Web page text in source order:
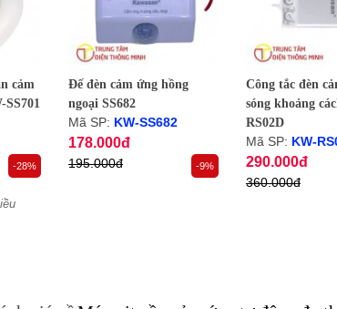
cảm
SS701
-28%
Đế đèn cảm ứng hồng
ngoại SS682
Mã SP: KW-SS682
178.000đ
195.000đ -9%
Công tắc đèn
sóng khoảng
RS02D
Mã SP: KW-
290.000đ
360.000đ